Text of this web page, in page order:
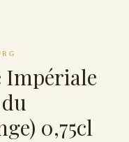
Impériale
0,75cl